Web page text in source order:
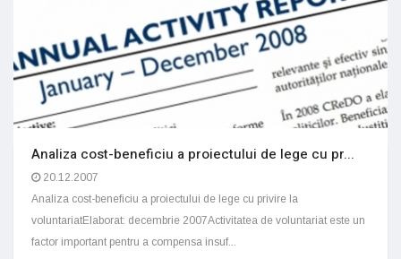
Analiza cost-beneficiu a proiectului de lege cu pr...
20.12.2007
Analiza cost-beneficiu a proiectului de lege cu privire la
voluntariatElaborat: decembrie 2007Activitatea de voluntariat este un
factor important pentru a compensa insuf...